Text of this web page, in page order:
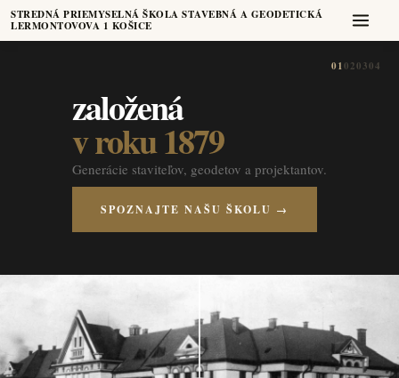
STREDNÁ PRIEMYSELNÁ ŠKOLA STAVEBNÁ A GEODETICKÁ
LERMONTOVOVA 1 KOŠICE
01020304
založená
v roku 1879
Generácie staviteľov, geodetov a projektantov.
SPOZNAJTE NAŠU ŠKOLU →